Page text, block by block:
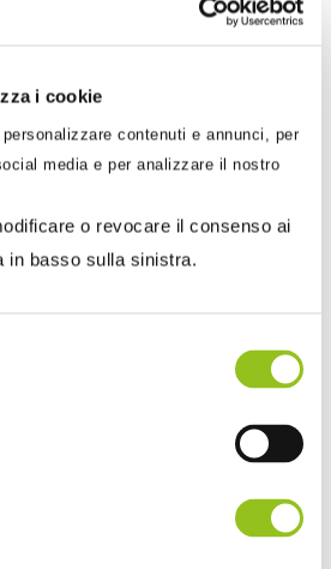
i cookie
contenuti e annunci, per
media e per analizzare il nostro
o revocare il consenso ai
in basso sulla sinistra.
internazionali nonché le
;
di operazioni non
operazioni escluse dal
dell’IVA, per mancanza
territoriale IVA (artt. da 7 a 7-
n. 633/1972) deve essere